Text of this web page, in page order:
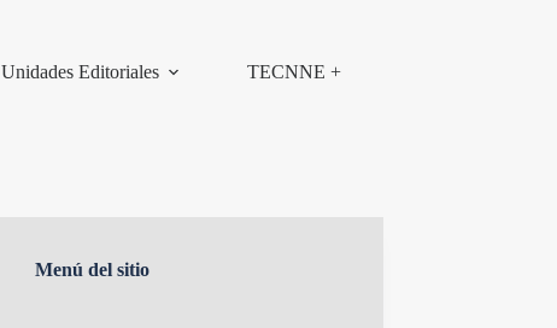
Unidades Editoriales TECNNE +
Menú del sitio